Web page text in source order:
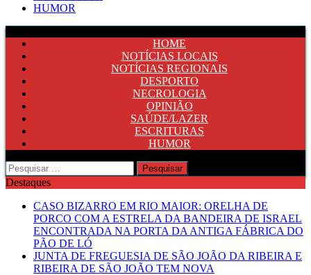
HUMOR
HOME
NOTÍCIAS LOCAIS
NOTÍCIAS REGIONAIS
DESPORTO
NECROLOGIA
OPINIÃO
SAÚDE/LAZER
ESCRITURAS
HUMOR
Pesquisar
por:
Destaques
CASO BIZARRO EM RIO MAIOR: ORELHA DE
PORCO COM A ESTRELA DA BANDEIRA DE ISRAEL
ENCONTRADA NA PORTA DA ANTIGA FÁBRICA DO
PÃO DE LÓ
JUNTA DE FREGUESIA DE SÃO JOÃO DA RIBEIRA E
RIBEIRA DE SÃO JOÃO TEM NOVA